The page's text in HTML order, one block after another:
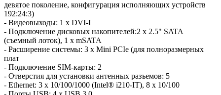
девятое поколение, конфигурация исполняющих устройств
192:24:3)
- Видеовыходы: 1 x DVI-I
- Подключение дисковых накопителей:2 x 2.5" SATA
(съемный лоток), 1 x mSATA
- Расширение системы: 3 x Mini PCIe (для полноразмерных
плат
- Подключение SIM-карты: 2
- Отверстия для установки антенных разъемов: 5
- Ethernet: 3 x 10/100/1000 (Intel® i210-IT), 8 x 10/100